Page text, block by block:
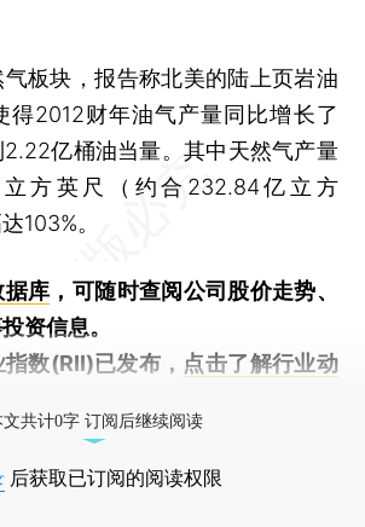
块，报告称北美的陆上页岩油
得2012财年油气产量同比增长了
亿桶油当量。其中天然气产量
方英尺（约合232.84亿立方
103%。
据库 ，可随时查阅公司股价走势、
资信息。
数(RII)已发布， 点击了解行业动
文共计0字 订阅后继续阅读
后获取已订阅的阅读权限